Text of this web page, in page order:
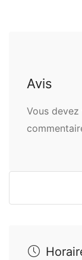
Avis
Vous devez